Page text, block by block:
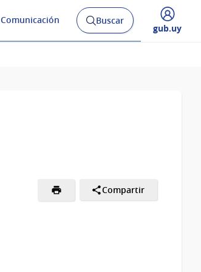
Comunicación
Abrir
buscador
Buscar
Desplegar
gub.uy
Compartir